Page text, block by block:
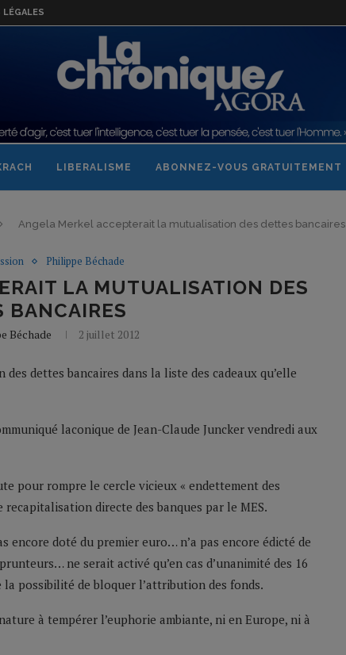
LIBERALISME ABONNEZ-VOUS GRATUITEMENT
Angela Merkel accepterait la mutualisation des dettes bancaires
Philippe Béchade
LA MUTUALISATION DES
BANCAIRES
Béchade 2 juillet 2012
dettes bancaires dans la liste des cadeaux qu’elle
laconique de Jean-Claude Juncker vendredi aux
pour rompre le cercle vicieux « endettement des
directe des banques par le MES.
encore doté du premier euro… n’a pas encore édicté de
ne serait activé qu’en cas d’unanimité des 16
la possibilité de bloquer l’attribution des fonds.
à tempérer l’euphorie ambiante, ni en Europe, ni à